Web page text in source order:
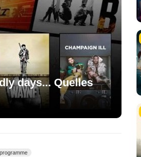
days... Quelles